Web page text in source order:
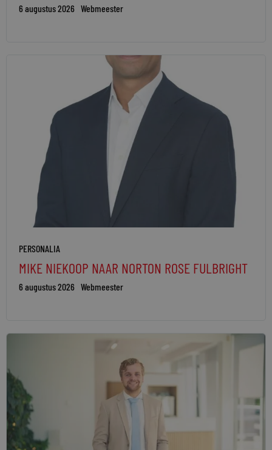
6 augustus 2026 Webmeester
PERSONALIA
MIKE NIEKOOP NAAR NORTON ROSE FULBRIGHT
6 augustus 2026 Webmeester